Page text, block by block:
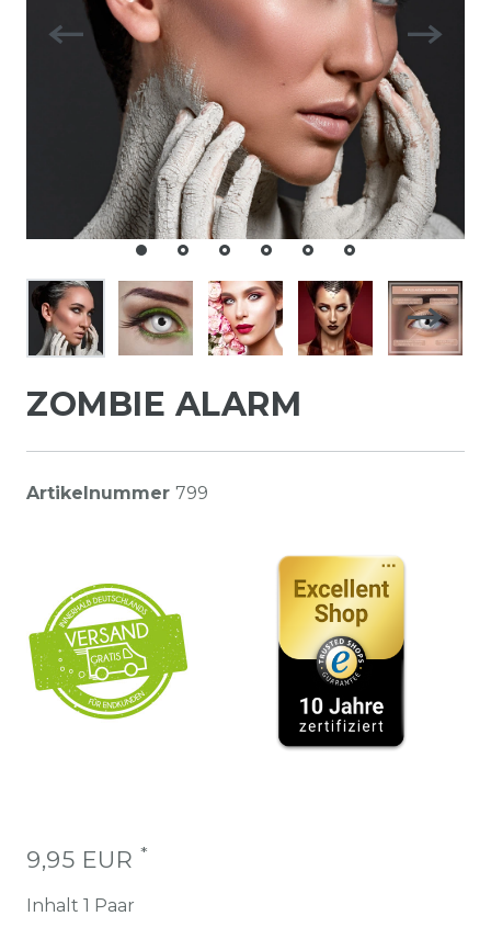
ZOMBIE ALARM
Artikelnummer 799
9,95 EUR *
Inhalt 1 Paar